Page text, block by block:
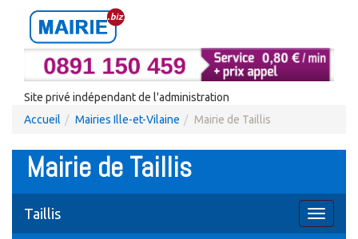
Site privé indépendant de l'administration
Accueil
Mairies Ille-et-Vilaine Mairie de Taillis
Mairie de Taillis
Toggle
Taillis